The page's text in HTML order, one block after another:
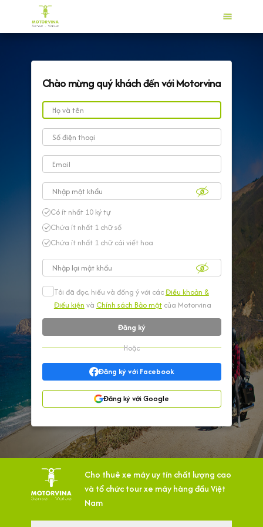
Chào mừng quý khách đến với Motorvina
Có ít nhất 10 ký tự
Chứa ít nhất 1 chữ số
Chứa ít nhất 1 chữ cái viết hoa
Tôi đã đọc, hiểu và đồng ý với cácĐiều khoản &
Điều kiện và Chính sách Bảo mậtcủa Motorvina
Đăng ký
Hoặc
Đăng ký với Facebook
Đăng ký với Google
Cho thuê xe máy uy tín chất lượng cao
và tổ chức tour xe máy hàng đầu Việt
Nam